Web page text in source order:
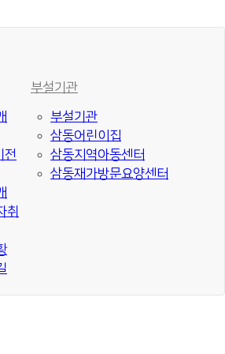
전
취
부설기관
부설기관
삼동어린이집
삼동지역아동센터
삼동재가방문요양센터